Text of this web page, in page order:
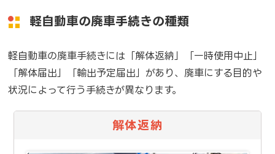
軽自動車の廃車手続きの種類
軽自動車の廃車手続きには「解体返納」「一時使用中止」
「解体届出」「輸出予定届出」があり、廃車にする目的や
状況によって行う手続きが異なります。
解体返納